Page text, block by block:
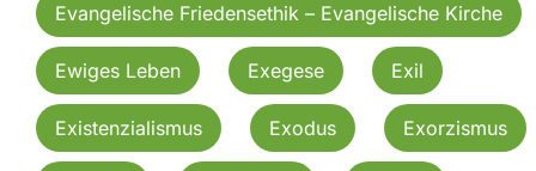
Evangelische Friedensethik – Evangelische Kirche
Ewiges Leben Exegese Exil
Existenzialismus Exodus Exorzismus